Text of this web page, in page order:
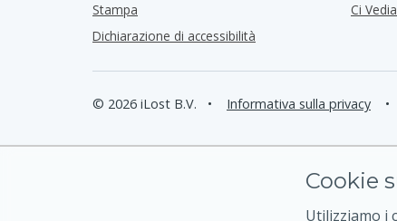
Stampa
Dichiarazione di accessibilità
Ci
© 2026 iLost B.V. • Informativa sulla privacy •
Cookie
Utilizziamo i